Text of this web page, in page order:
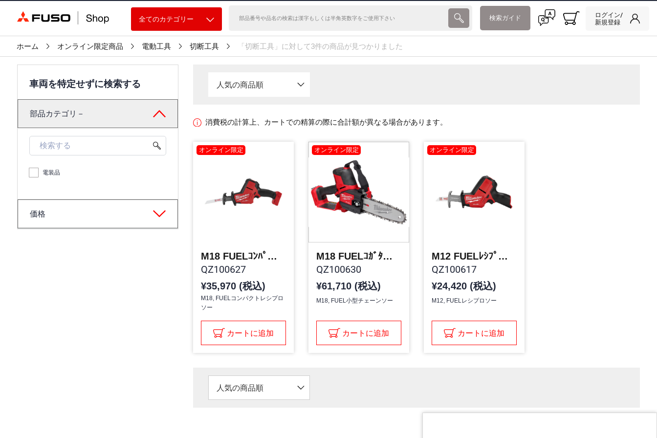
全てのカテゴリー 検索ガイド
ログイン/
新規登録
ホーム オンライン限定商品 電動工具 切断工具 「切断工具」に対して3件の商品が見つかりました
車両を特定せずに検索する
部品カテゴリ－
電装品
価格
人気の商品順
消費税の計算上、カートでの精算の際に合計額が異なる場合があります。
オンライン限定
M18 FUELｺﾝﾊﾟｸﾄﾚｼﾌﾟﾛｿｰ
QZ100627
¥35,970 (税込)
M18, FUELコンパクトレシプロ
ソー
カートに追加
オンライン限定
M18 FUELｺｶﾞﾀﾁｪｰﾝｿｰ
QZ100630
¥61,710 (税込)
M18, FUEL小型チェーンソー
カートに追加
オンライン限定
M12 FUELﾚｼﾌﾟﾛｿｰ
QZ100617
¥24,420 (税込)
M12, FUELレシプロソー
カートに追加
人気の商品順